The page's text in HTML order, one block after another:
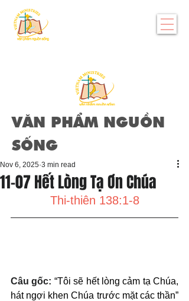
VĂN PHẨM NGUỒN
SỐNG
11-07 Hết Lòng Tạ Ơn Chúa
Nov 6, 2025 3 min read
Thi-thiên 138:1-8
Câu gốc: “Tôi sẽ hết lòng cảm tạ Chúa,
hát ngợi khen Chúa trước mặt các thần”